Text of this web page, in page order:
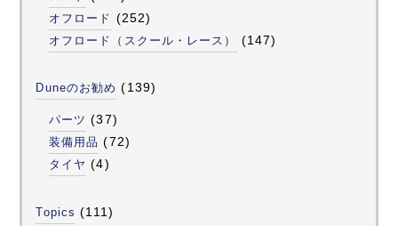
オフロード (252)
オフロード（スクール・レース） (147)
Duneのお勧め (139)
パーツ (37)
装備用品 (72)
タイヤ (4)
Topics (111)